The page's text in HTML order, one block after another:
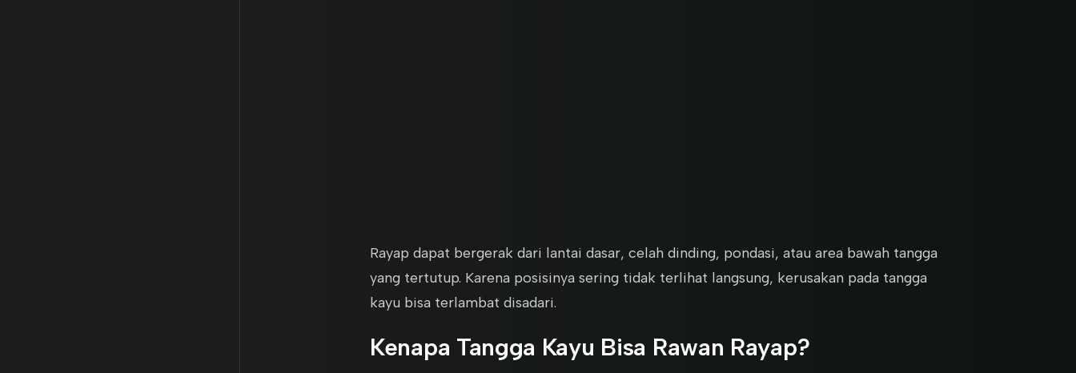
Rayap dapat bergerak dari lantai dasar, celah dinding, pondasi, atau area bawah tangga
yang tertutup. Karena posisinya sering tidak terlihat langsung, kerusakan pada tangga
kayu bisa terlambat disadari.
Kenapa Tangga Kayu Bisa Rawan Rayap?